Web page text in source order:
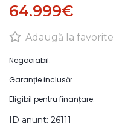
64.999€
Adaugă la favorite
Negociabil:
Garanție inclusă:
Eligibil pentru finanțare:
ID anunt: 26111